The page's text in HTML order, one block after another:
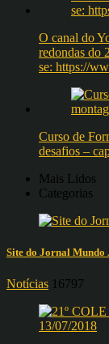
O canal do
redondas do
se: https://
Curso de
desafios –
Mais Lidos
Categorias
Site do Jornal Mundo
Notícias 16797